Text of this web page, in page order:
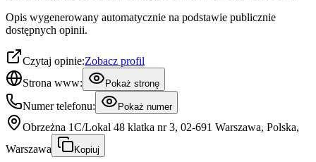
Opis wygenerowany automatycznie na podstawie publicznie
dostępnych opinii.
Czytaj opinie:Zobacz profil
Strona www:
Pokaż stronę
Numer telefonu: Pokaż numer
Obrzeżna 1C/Lokal 48 klatka nr 3, 02-691 Warszawa, Polska,
Warszawa
Kopiuj